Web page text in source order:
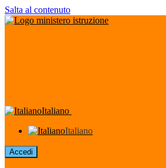
Salta al contenuto
Italiano
Italiano
Accedi